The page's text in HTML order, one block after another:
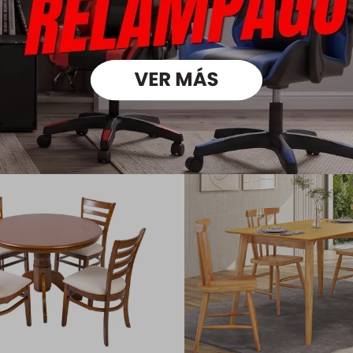
que te pueden